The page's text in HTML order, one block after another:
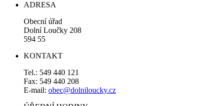
ADRESA
Obecní úřad
Dolní Loučky 208
594 55
KONTAKT
Tel.: 549 440 121
Fax: 549 440 208
E-mail: obec@dolniloucky.cz